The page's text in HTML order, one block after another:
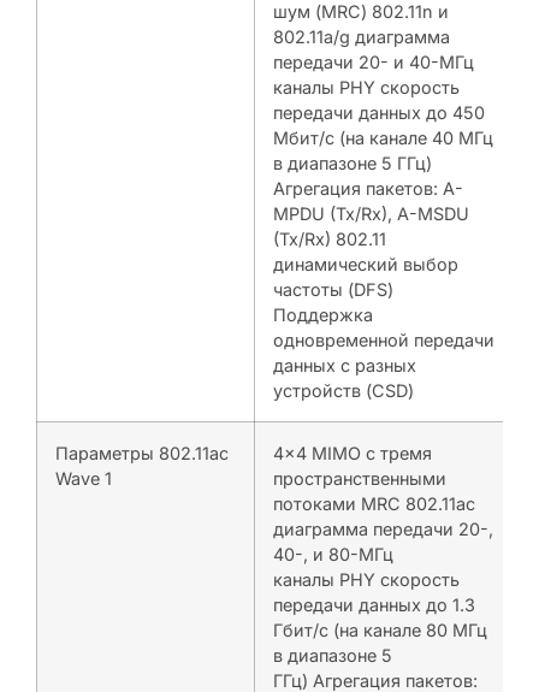
шум (MRC) 802.11n и
802.11a/g диаграмма
передачи 20- и 40-MГц
каналы PHY скорость
передачи данных до 450
Мбит/с (на канале 40 MГц
в диапазоне 5 ГГц)
Агрегация пакетов: A-
MPDU (Tx/Rx), A-MSDU
(Tx/Rx) 802.11
динамический выбор
частоты (DFS)
Поддержка
одновременной передачи
данных с разных
устройств (CSD)
Параметры 802.11ac
Wave 1
4×4 MIMO с тремя
пространственными
потоками MRC 802.11ac
диаграмма передачи 20-,
40-, и 80-МГц
каналы PHY скорость
передачи данных до 1.3
Гбит/с (на канале 80 MГц
в диапазоне 5
ГГц) Агрегация пакетов: